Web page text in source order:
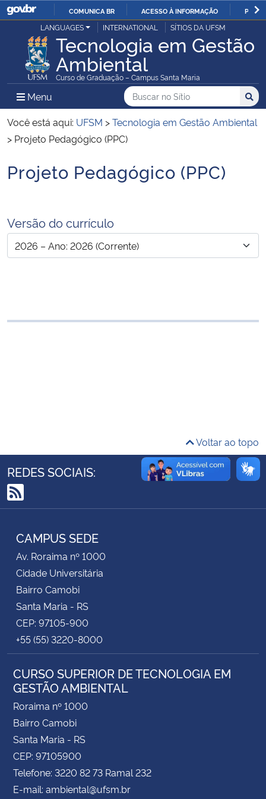
IR
PARA
O
CONTEÚDO
COMUNICA BR ACESSO À INFORMAÇÃO
Ministério da Justiça e Segurança Pública
Ministério da Defesa
Ministério das Relações Exteriores
Ministério da Infraestrutura
Ministério da Educação
Controladoria-Geral da União
Secretaria-Geral
Secretaria de Governo
Gabinete de Segurança Institucional
Advocacia-Geral da União
Banco Central do Brasil
Planalto
LANGUAGES INTERNATIONAL SÍTIOS DA UFSM
Tecnologia em Gestão
Ambiental
Curso de Graduação – Campus Santa Maria
Menu Menu Principal do Sítio
Busca
Buscar no no Sítio
Busca:
Você está aqui: UFSM >Tecnologia em Gestão Ambiental
> Projeto Pedagógico (PPC)
Início do conteúdo
Projeto Pedagógico (PPC)
Versão do currículo
Voltar ao topo
REDES SOCIAIS:
RSS
CAMPUS SEDE
Av. Roraima nº 1000
Cidade Universitária
Bairro Camobi
Santa Maria - RS
CEP: 97105-900
+55 (55) 3220-8000
CURSO SUPERIOR DE TECNOLOGIA EM
GESTÃO AMBIENTAL
Roraima nº 1000
Bairro Camobi
Santa Maria - RS
CEP: 97105900
Telefone: 3220 82 73 Ramal 232
E-mail: ambiental@ufsm.br